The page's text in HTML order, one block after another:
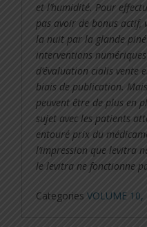
et l’humidité. Pour
pas avoir de bonus actif,
la nuit par la glande
interventions
d’évaluation cialis vente
biais de publication.
peuvent être de plus en
sujet avec les patients
entouré prix du
l’impression que levitra
le levitra ne fonctionne
Categories VOLUME 10,